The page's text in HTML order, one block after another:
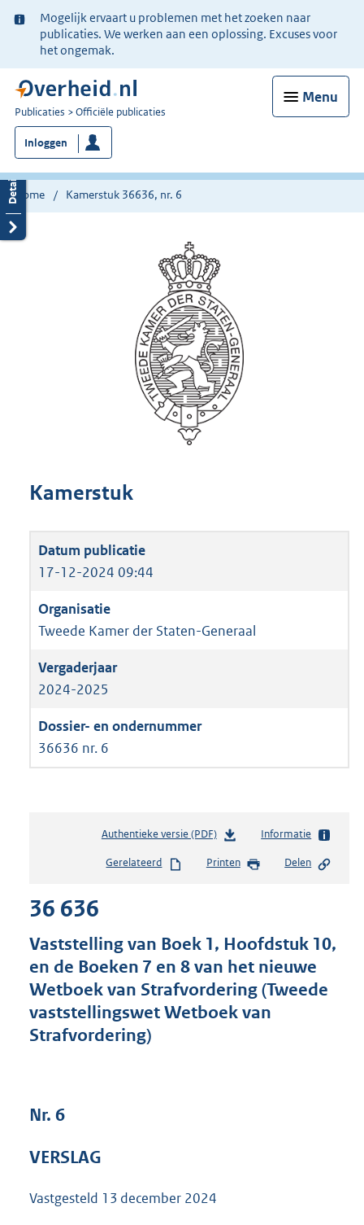
Ter
informatie:
Mogelijk ervaart u problemen met het zoeken naar
publicaties. We werken aan een oplossing. Excuses voor
het ongemak.
Menu
U
bent
nu
hier:
Publicaties Officiële publicaties
Inloggen
Home Kamerstuk 36636, nr. 6
Kamerstuk
17-12-2024 09:44
Tweede Kamer der Staten-Generaal
2024-2025
36636 nr. 6
Authentieke versie (PDF)b
s
s
g
r
o
Informatie
Gerelateerd Printen Delen
36 636
Vaststelling van Boek 1, Hoofdstuk 10,
en de Boeken 7 en 8 van het nieuwe
Wetboek van Strafvordering (Tweede
vaststellingswet Wetboek van
Strafvordering)
Nr. 6
VERSLAG
Vastgesteld 13 december 2024